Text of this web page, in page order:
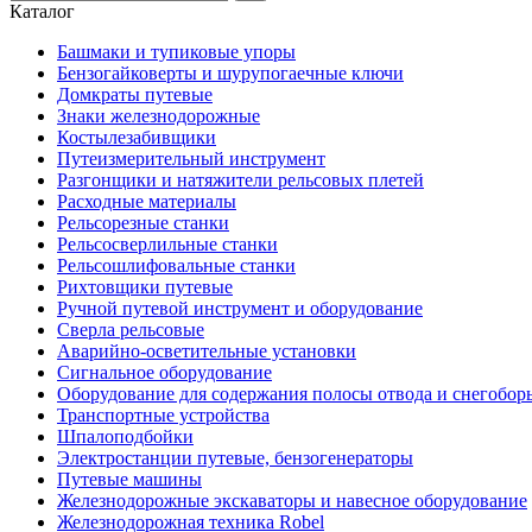
Каталог
Башмаки и тупиковые упоры
Бензогайковерты и шурупогаечные ключи
Домкраты путевые
Знаки железнодорожные
Костылезабивщики
Путеизмерительный инструмент
Разгонщики и натяжители рельсовых плетей
Расходные материалы
Рельсорезные станки
Рельсосверлильные станки
Рельсошлифовальные станки
Рихтовщики путевые
Ручной путевой инструмент и оборудование
Сверла рельсовые
Аварийно-осветительные установки
Сигнальное оборудование
Оборудование для содержания полосы отвода и
Транспортные устройства
Шпалоподбойки
Электростанции путевые, бензогенераторы
Путевые машины
Железнодорожные экскаваторы и навесное оборудование
Железнодорожная техника Robel